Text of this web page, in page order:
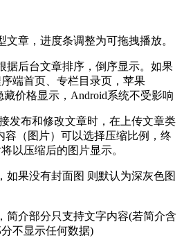
文章，进度条调整为可拖拽播放。
据后台文章排序，倒序显示。如果
端首页、专栏目录页，苹果
藏价格显示，Android系统不受影响
发布和修改文章时，在上传文章类
容（图片）可以选择压缩比例，终
以压缩后的图片显示。
如果没有封面图 则默认为深灰色图
简介部分只支持文字内容(若简介含
不显示任何数据)